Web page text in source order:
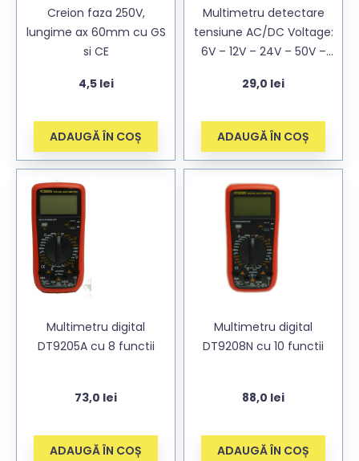
Creion faza 250V,
lungime ax 60mm cu GS
si CE
4,5 lei
ADAUGĂ ÎN COȘ
Multimetru detectare
tensiune AC/DC Voltage:
6V – 12V – 24V – 50V –
29,0 lei
ADAUGĂ ÎN COȘ
Multimetru digital
DT9205A cu 8 functii
73,0 lei
ADAUGĂ ÎN COȘ
Multimetru digital
DT9208N cu 10 functii
88,0 lei
ADAUGĂ ÎN COȘ